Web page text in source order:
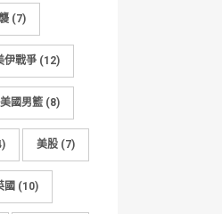
(7)
伊戰爭 (12)
美國男籃 (8)
美股 (7)
國 (10)